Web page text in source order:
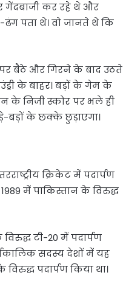
गेंदबाजी कर रहे थे और
पता थे। वो जानते थे कि
बैठे और गिरने के बाद उठते
के बाहर। बड़ों के गेम के
के निजी स्कोर पर भले ही
बड़ों के छक्के छुड़ाएगा।
क्रिकेट में पदार्पण
में पाकिस्तान के विरुद्ध
टी-20 में पदार्पण
सदस्य देशों में यह
पदार्पण किया था।